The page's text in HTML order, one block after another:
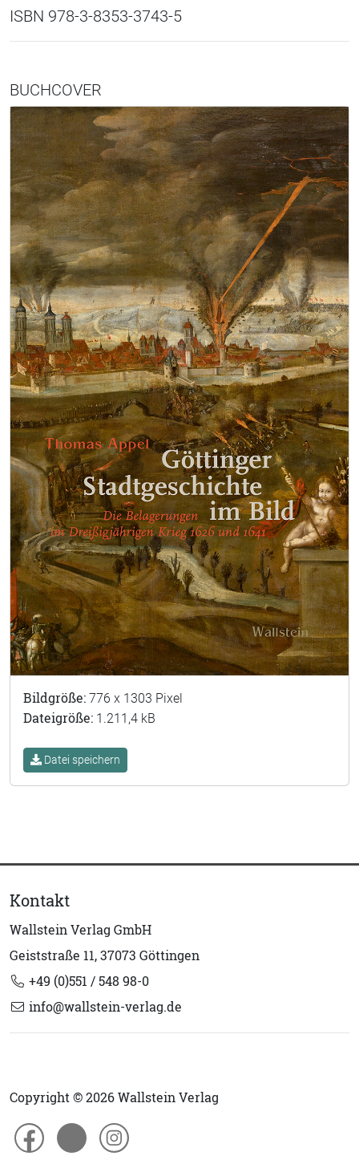
ISBN 978-3-8353-3743-5
BUCHCOVER
Bildgröße: 776 x 1303 Pixel
Dateigröße: 1.211,4 kB
Datei speichern
Kontakt
Wallstein Verlag GmbH
Geiststraße 11, 37073 Göttingen
+49 (0)551 / 548 98-0
info@wallstein-verlag.de
Copyright © 2026 Wallstein Verlag